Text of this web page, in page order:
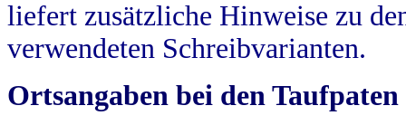
liefert zusätzliche Hinweise zu
verwendeten Schreibvarianten.
Ortsangaben bei den Taufpaten